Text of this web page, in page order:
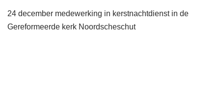
24 december medewerking in kerstnachtdienst in de
Gereformeerde kerk Noordscheschut